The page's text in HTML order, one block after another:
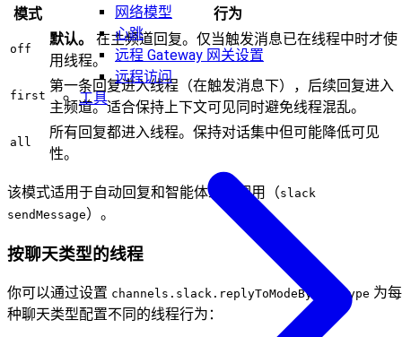
网络模型
心跳
远程 Gateway 网关设置
远程访问
工具
模式 行为
off
默认。
在主频道回复。仅当触发消息已在线程中时才使
用线程。
first
第一条回复进入线程（在触发消息下），后续回复进入
主频道。适合保持上下文可见同时避免线程混乱。
all
所有回复都进入线程。保持对话集中但可能降低可见
性。
该模式适用于自动回复和智能体工具调用（slack
sendMessage）。
按聊天类型的线程
你可以通过设置 channels.slack.replyToModeByChatType 为每
种聊天类型配置不同的线程行为：